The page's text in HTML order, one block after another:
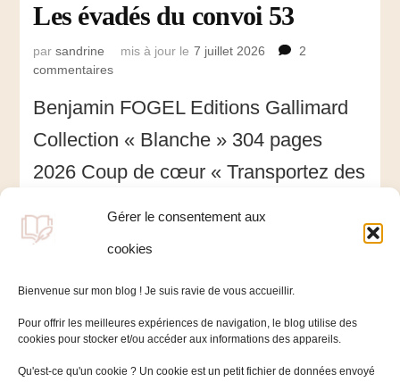
Gérer le consentement aux
cookies
Bienvenue sur mon blog ! Je suis ravie de vous accueillir.
Pour offrir les meilleures expériences de navigation, le blog utilise des
cookies pour stocker et/ou accéder aux informations des appareils.
Qu'est-ce qu'un cookie ? Un cookie est un petit fichier de données envoyé
Les évadés du convoi 53
parsandrine mis à jour le 7 juillet 2026
2
commentaires
évadés
convoi
Benjamin FOGEL Editions Gallimard
Collection « Blanche » 304 pages
2026 Coup de cœur « Transportez des
marchandises ? Il n’y a que les nazis